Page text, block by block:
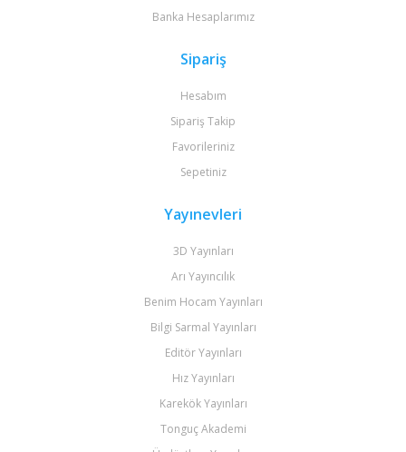
Banka Hesaplarımız
Sipariş
Hesabım
Sipariş Takip
Favorileriniz
Sepetiniz
Yayınevleri
3D Yayınları
Arı Yayıncılık
Benim Hocam Yayınları
Bilgi Sarmal Yayınları
Editör Yayınları
Hız Yayınları
Karekök Yayınları
Tonguç Akademi